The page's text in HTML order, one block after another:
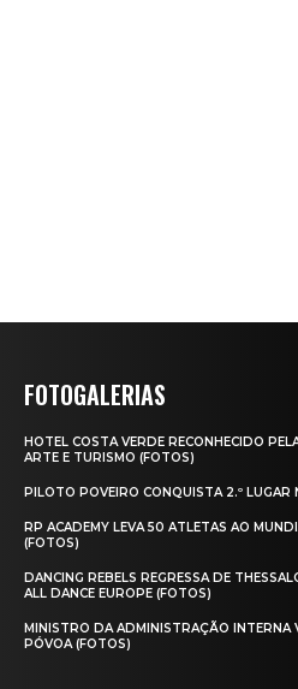
FOTOGALERIAS
HOTEL COSTA VERDE RECONHECIDO
ARTE E TURISMO (FOTOS)
PILOTO POVEIRO CONQUISTA 2.º LUGAR
RP ACADEMY LEVA 50 ATLETAS AO
(FOTOS)
DANCING REBELS REGRESSA DE
ALL DANCE EUROPE (FOTOS)
MINISTRO DA ADMINISTRAÇÃO INTERNA
PÓVOA (FOTOS)